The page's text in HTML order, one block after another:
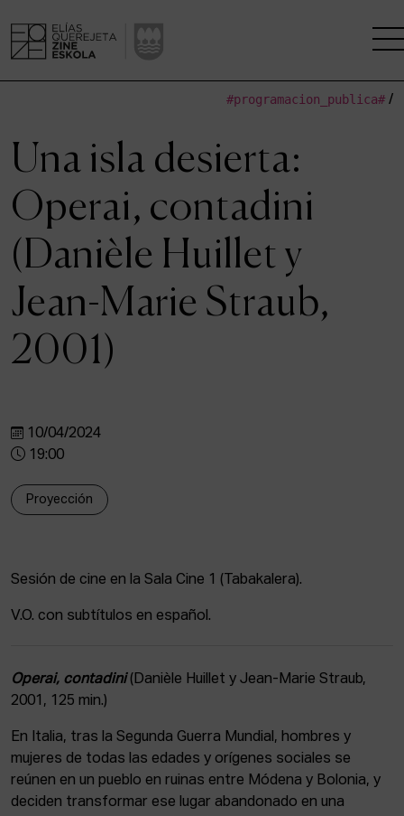
CENTRO DE INVESTIGACIÓN
ESTUDIOS
KINOFABRIKA
COMUNIDAD
LA CASA DEL CINE
#programacion_publica#/
Una isla desierta:
Operai, contadini
(Danièle Huillet y
Jean-Marie Straub,
2001)
10/04/2024
19:00
Proyección
Sesión de cine en la Sala Cine 1 (Tabakalera).
V.O. con subtítulos en español.
Operai, contadini(Danièle Huillet y Jean-Marie Straub,
2001, 125 min.)
En Italia, tras la Segunda Guerra Mundial, hombres y
mujeres de todas las edades y orígenes sociales se
reúnen en un pueblo en ruinas entre Módena y Bolonia, y
deciden transformar ese lugar abandonado en una